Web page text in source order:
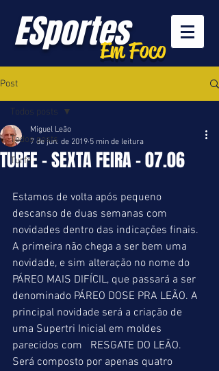
ESportesEm Foco
Post
Todos posts
Turfe
Todos posts
TURFE - SEXTA FEIRA - 07.06
Miguel Leão
7 de jun. de 2019 5 min de leitura
Estamos de volta após pequeno
descanso de duas semanas com
novidades dentro das indicações finais.
A primeira não chega a ser bem uma
novidade, e sim alteração no nome do
PÁREO MAIS DIFÍCIL, que passará a ser
denominado PÁREO DOSE PRA LEÃO. A
principal novidade será a criação de
uma Supertri Inicial em moldes
parecidos com   RESGATE DO LEÃO.
Será composto por apenas quatro